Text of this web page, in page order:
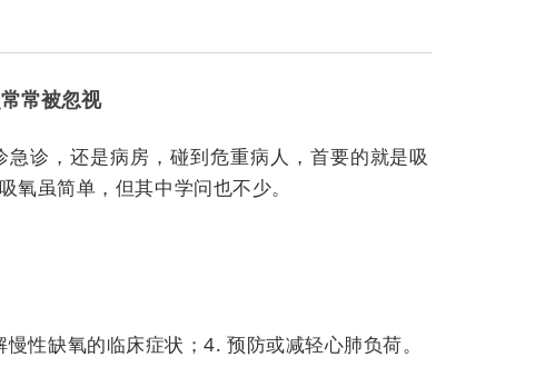
常被忽视
诊，还是病房，碰到危重病人，首要的就是吸
虽简单，但其中学问也不少。
慢性缺氧的临床症状；4. 预防或减轻心肺负荷。